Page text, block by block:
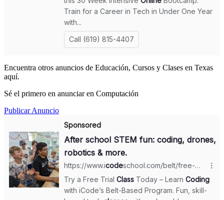
Encuentra otros anuncios de Educación, Cursos y Clases en Texas
aquí.
Sé el primero en anunciar en Computación
Publicar Anuncio